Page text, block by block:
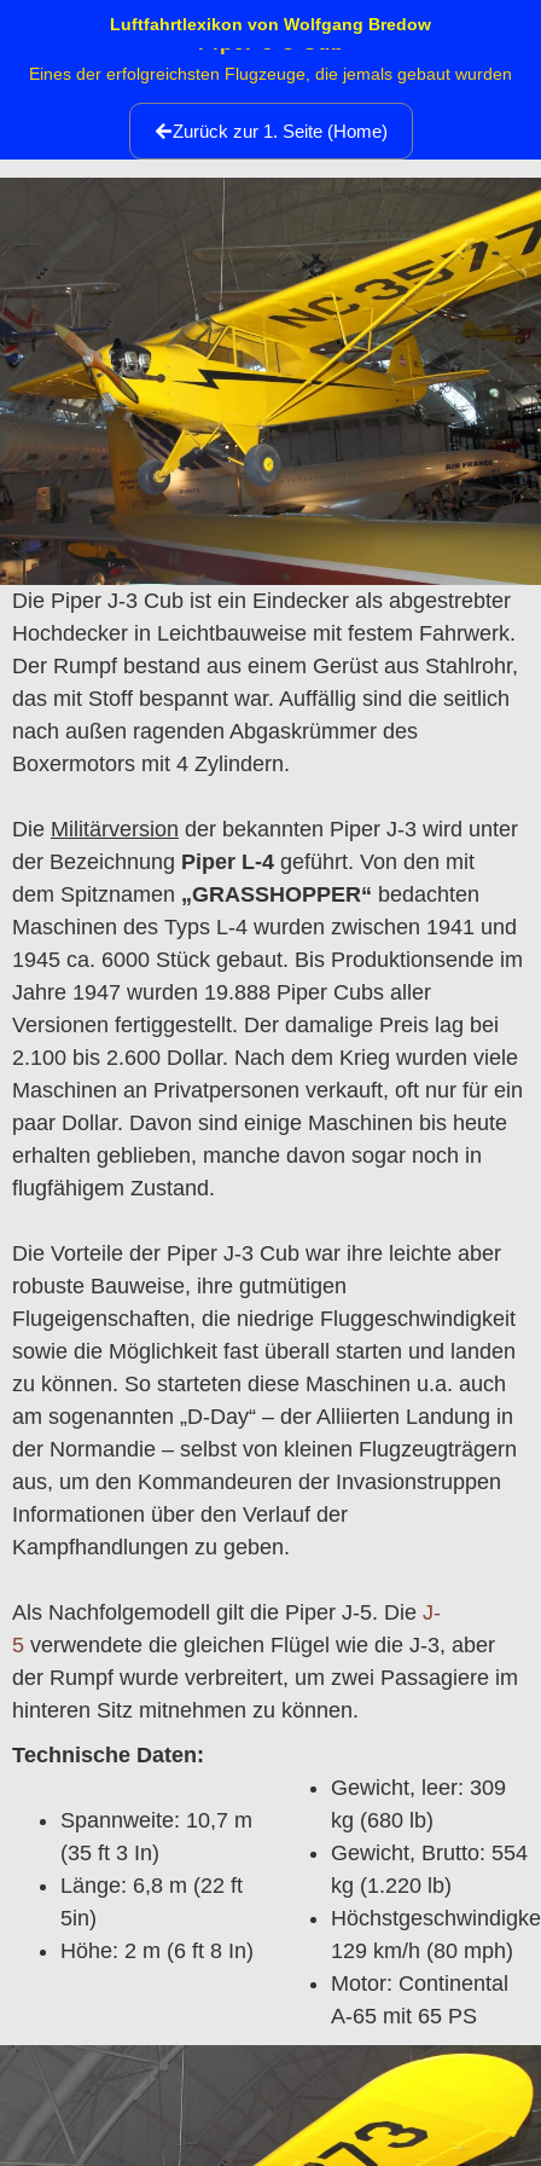
Luftfahrtlexikon von Wolfgang Bredow
Piper J-3 Cub
Eines der erfolgreichsten Flugzeuge, die jemals gebaut wurden
Zurück zur 1. Seite (Home)
Die Piper J-3 Cub ist ein Eindecker als abgestrebter
Hochdecker in Leichtbauweise mit festem Fahrwerk.
Der Rumpf bestand aus einem Gerüst aus Stahlrohr,
das mit Stoff bespannt war. Auffällig sind die seitlich
nach außen ragenden Abgaskrümmer des
Boxermotors mit 4 Zylindern.
Die Militärversion der bekannten Piper J-3 wird unter
der Bezeichnung Piper L-4 geführt. Von den mit
dem Spitznamen „GRASSHOPPER“ bedachten
Maschinen des Typs L-4 wurden zwischen 1941 und
1945 ca. 6000 Stück gebaut. Bis Produktionsende im
Jahre 1947 wurden 19.888 Piper Cubs aller
Versionen fertiggestellt. Der damalige Preis lag bei
2.100 bis 2.600 Dollar. Nach dem Krieg wurden viele
Maschinen an Privatpersonen verkauft, oft nur für ein
paar Dollar. Davon sind einige Maschinen bis heute
erhalten geblieben, manche davon sogar noch in
flugfähigem Zustand.
Die Vorteile der Piper J-3 Cub war ihre leichte aber
robuste Bauweise, ihre gutmütigen
Flugeigenschaften, die niedrige Fluggeschwindigkeit
sowie die Möglichkeit fast überall starten und landen
zu können. So starteten diese Maschinen u.a. auch
am sogenannten „D-Day“ – der Alliierten Landung in
der Normandie – selbst von kleinen Flugzeugträgern
aus, um den Kommandeuren der Invasionstruppen
Informationen über den Verlauf der
Kampfhandlungen zu geben.
Als Nachfolgemodell gilt die Piper J-5. Die J-
5 verwendete die gleichen Flügel wie die J-3, aber
der Rumpf wurde verbreitert, um zwei Passagiere im
hinteren Sitz mitnehmen zu können.
Technische Daten:
Spannweite: 10,7 m
(35 ft 3 In)
Länge: 6,8 m (22 ft
5in)
Höhe: 2 m (6 ft 8 In)
Gewicht, leer: 309
kg (680 lb)
Gewicht, Brutto: 554
kg (1.220 lb)
129 km/h (80 mph)
Motor: Continental
A-65 mit 65 PS